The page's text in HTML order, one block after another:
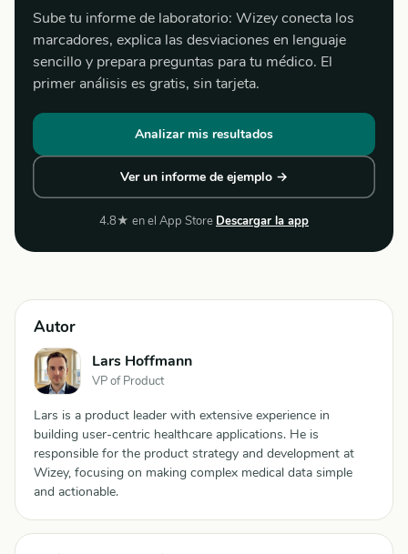
Sube tu informe de laboratorio: Wizey conecta los
marcadores, explica las desviaciones en lenguaje
sencillo y prepara preguntas para tu médico. El
primer análisis es gratis, sin tarjeta.
Analizar mis resultados
Ver un informe de ejemplo →
4.8★ en el App Store Descargar la app
Autor
Lars Hoffmann
VP of Product
Lars is a product leader with extensive experience in
building user-centric healthcare applications. He is
responsible for the product strategy and development at
Wizey, focusing on making complex medical data simple
and actionable.